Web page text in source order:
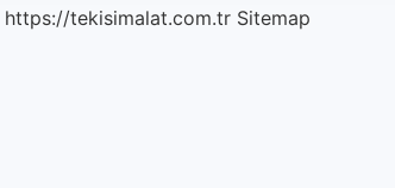
https://tekisimalat.com.tr Sitemap